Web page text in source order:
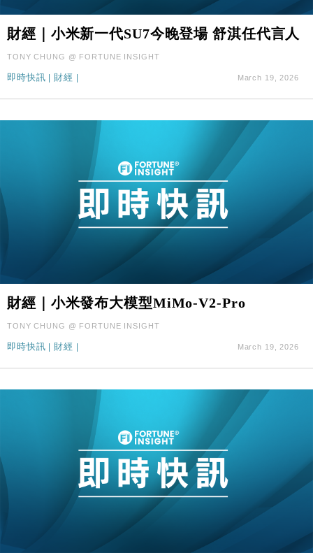
18:15
本地｜新世界K11 9月升級會員制度 增鉑金卡級別鎖
定高消費客群
最強
16:33
財經｜滙控重啟最多10億美元回購 派息比率目標維持
財經｜小米新一代SU7今晚登場 舒淇任代言人
TONY CHUNG @ FORTUNE INSIGHT
即時快訊 | 財經 | March 19, 2026
財經｜小米發布大模型MiMo-V2-Pro
TONY CHUNG @ FORTUNE INSIGHT
即時快訊 | 財經 | March 19, 2026